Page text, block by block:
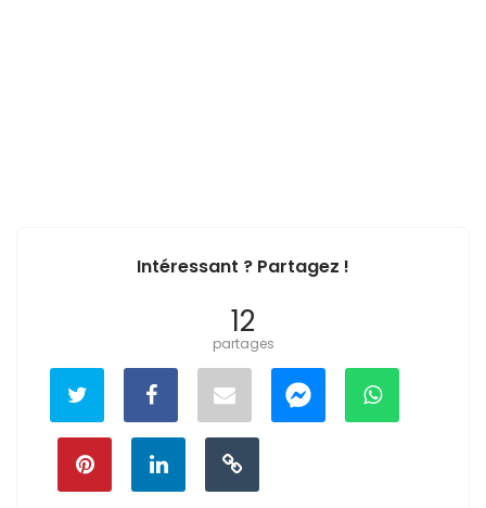
Intéressant ? Partagez !
12
partages